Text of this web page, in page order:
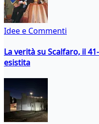
Idee e Commenti
La verità su Scalfaro, il
esistita